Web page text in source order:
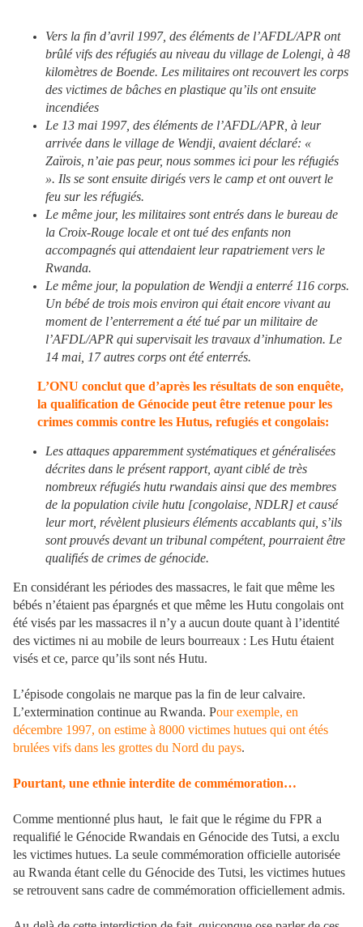
Vers la fin d’avril 1997, des éléments de l’AFDL/APR ont
brûlé vifs des réfugiés au niveau du village de Lolengi, à 48
kilomètres de Boende. Les militaires ont recouvert les corps
des victimes de bâches en plastique qu’ils ont ensuite
incendiées
Le 13 mai 1997, des éléments de l’AFDL/APR, à leur
arrivée dans le village de Wendji, avaient déclaré: «
Zaïrois, n’aie pas peur, nous sommes ici pour les réfugiés
». Ils se sont ensuite dirigés vers le camp et ont ouvert le
feu sur les réfugiés.
Le même jour, les militaires sont entrés dans le bureau de
la Croix-Rouge locale et ont tué des enfants non
accompagnés qui attendaient leur rapatriement vers le
Rwanda.
Le même jour, la population de Wendji a enterré 116 corps.
Un bébé de trois mois environ qui était encore vivant au
moment de l’enterrement a été tué par un militaire de
l’AFDL/APR qui supervisait les travaux d’inhumation. Le
14 mai, 17 autres corps ont été enterrés.
L’ONU conclut que d’après les résultats de son enquête,
la qualification de Génocide peut être retenue pour les
crimes commis contre les Hutus, refugiés et congolais:
Les attaques apparemment systématiques et généralisées
décrites dans le présent rapport, ayant ciblé de très
nombreux réfugiés hutu rwandais ainsi que des membres
de la population civile hutu [congolaise, NDLR] et causé
leur mort, révèlent plusieurs éléments accablants qui, s’ils
sont prouvés devant un tribunal compétent, pourraient être
qualifiés de crimes de génocide.
En considérant les périodes des massacres, le fait que même les
bébés n’étaient pas épargnés et que même les Hutu congolais ont
été visés par les massacres il n’y a aucun doute quant à l’identité
des victimes ni au mobile de leurs bourreaux : Les Hutu étaient
visés et ce, parce qu’ils sont nés Hutu.
L’épisode congolais ne marque pas la fin de leur calvaire.
L’extermination continue au Rwanda. Pour exemple, en
décembre 1997, on estime à 8000 victimes hutues qui ont étés
brulées vifs dans les grottes du Nord du pays.
Pourtant, une ethnie interdite de commémoration…
Comme mentionné plus haut, le fait que le régime du FPR a
requalifié le Génocide Rwandais en Génocide des Tutsi, a exclu
les victimes hutues. La seule commémoration officielle autorisée
au Rwanda étant celle du Génocide des Tutsi, les victimes hutues
se retrouvent sans cadre de commémoration officiellement admis.